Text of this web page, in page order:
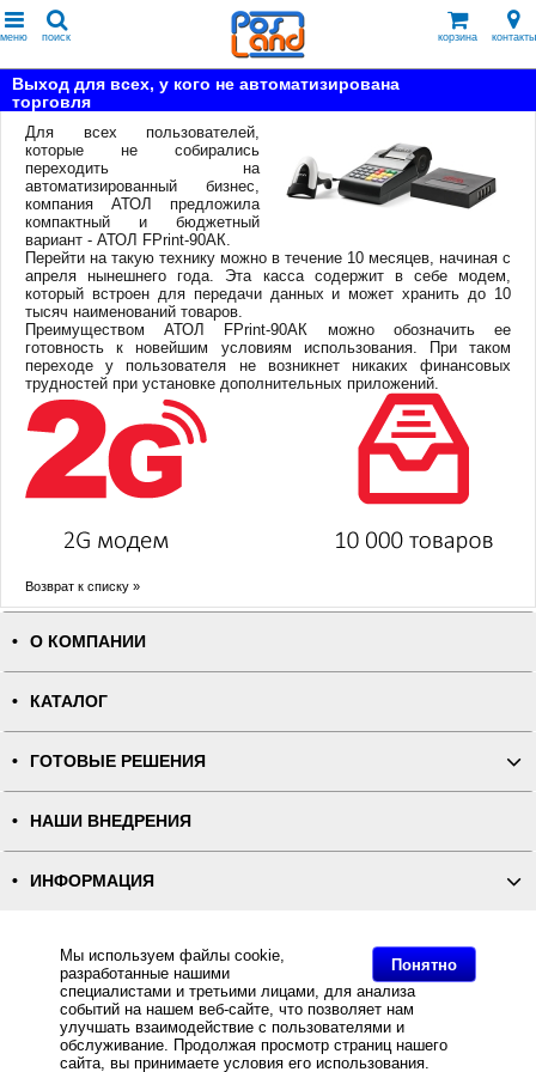
Понятно
Мы используем файлы cookie,
разработанные нашими
специалистами и третьими лицами, для анализа
событий на нашем веб-сайте, что позволяет нам
улучшать взаимодействие с пользователями и
обслуживание. Продолжая просмотр страниц нашего
сайта, вы принимаете условия его использования.
меню поиск корзина контакты
Выход для всех, у кого не автоматизирована
торговля
Для всех пользователей,
которые не собирались
переходить на
автоматизированный бизнес,
компания АТОЛ предложила
компактный и бюджетный
вариант - АТОЛ FPrint-90АК.
Перейти на такую технику можно в течение 10 месяцев, начиная с
апреля нынешнего года. Эта касса содержит в себе модем,
который встроен для передачи данных и может хранить до 10
тысяч наименований товаров.
Преимуществом АТОЛ FPrint-90АК можно обозначить ее
готовность к новейшим условиям использования. При таком
переходе у пользователя не возникнет никаких финансовых
трудностей при установке дополнительных приложений.
Возврат к списку »
О КОМПАНИИ
КАТАЛОГ
ГОТОВЫЕ РЕШЕНИЯ
НАШИ ВНЕДРЕНИЯ
ИНФОРМАЦИЯ
ПОЛНАЯ ВЕРСИЯ
Интернет-магазин "ПОСЛЭНД" - торгового оборудования, оборудования для автоматизации общепита и
торговли, расходных материалов